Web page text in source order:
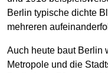
Berlin typische dichte
mehreren
Auch heute baut Berlin
Metropole und die